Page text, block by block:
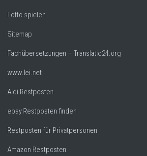
Lotto spielen
Sitemap
Fachübersetzungen – Translatio24.org
www.lei.net
Aldi Restposten
ebay Restposten finden
Restposten für Privatpersonen
Amazon Restposten